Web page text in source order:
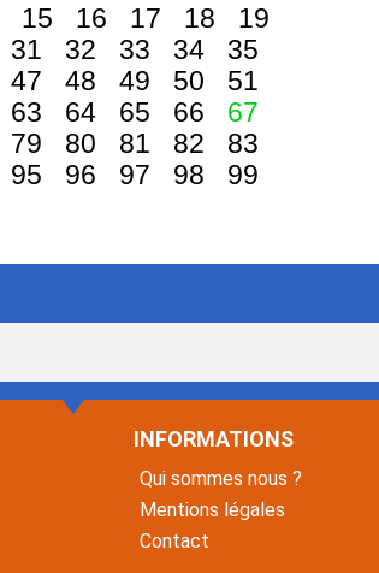
15 16 17 18
19
31 32 33 34
35
47 48 49 50
51
63 64 65 66
67
79 80 81 82
83
95 96 97 98
99
INFORMATIONS
Qui sommes nous ?
Mentions légales
Contact